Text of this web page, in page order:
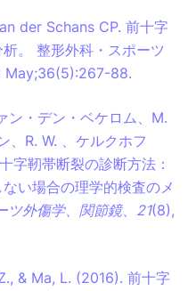
der Schans CP. 前十字
。 整形外科・スポーツ
May;36(5):267-88.
ン・デン・ベケロム、M.
、R. W. 、ケルクホフ
字靭帯断裂の診断方法：
い場合の理学的検査のメ
ツ外傷学、関節鏡、 21(8),
& Ma, L. (2016). 前十字